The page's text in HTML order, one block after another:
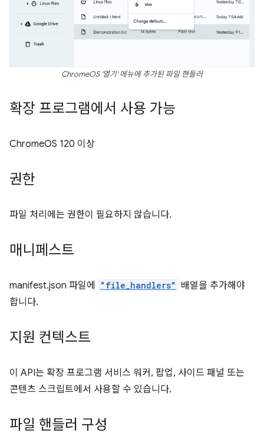
ChromeOS '열기' 메뉴에 추가된 파일 핸들러
확장 프로그램에서 사용 가능
ChromeOS 120 이상
권한
파일 처리에는 권한이 필요하지 않습니다.
매니페스트
manifest.json 파일에 "file_handlers"
배열을 추가해야
합니다.
지원 컨텍스트
이 API는 확장 프로그램 서비스 워커, 팝업, 사이드 패널 또는
콘텐츠 스크립트에서 사용할 수 있습니다.
파일 핸들러 구성